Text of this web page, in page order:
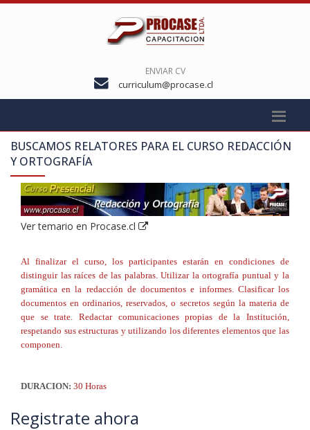
ENVIAR CV
curriculum@procase.cl
BUSCAMOS RELATORES PARA EL CURSO REDACCIÓN
Y ORTOGRAFÍA
Ver temario en Procase.cl
Al finalizar el curso, los participantes estarán en condiciones de
distinguir las raíces de las palabras. Utilizar la ortografía puntual y la
gramática en la redacción de documentos e informes. Clasificar los
documentos en ordinarios, reservados, o secretos según la materia de
que se trate. Redactar comunicaciones propias de la Institución,
respetando sus estructuras y utilizando los diferentes elementos que las
componen.
DURACION: 30 Horas
Registrate ahora